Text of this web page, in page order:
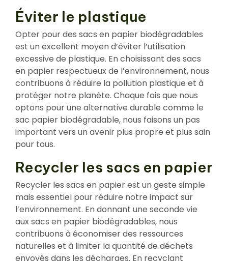
Éviter le plastique
Opter pour des sacs en papier biodégradables
est un excellent moyen d’éviter l’utilisation
excessive de plastique. En choisissant des sacs
en papier respectueux de l’environnement, nous
contribuons à réduire la pollution plastique et à
protéger notre planète. Chaque fois que nous
optons pour une alternative durable comme le
sac papier biodégradable, nous faisons un pas
important vers un avenir plus propre et plus sain
pour tous.
Recycler les sacs en papier
Recycler les sacs en papier est un geste simple
mais essentiel pour réduire notre impact sur
l’environnement. En donnant une seconde vie
aux sacs en papier biodégradables, nous
contribuons à économiser des ressources
naturelles et à limiter la quantité de déchets
envoyés dans les décharges. En recyclant